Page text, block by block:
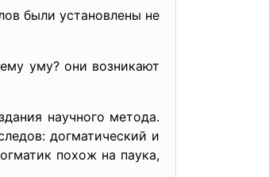
были установлены не
уму? они возникают
научного метода.
догматический и
похож на паука,